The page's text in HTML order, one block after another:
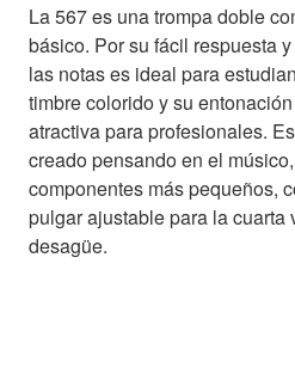
La 567 es una trompa doble
básico. Por su fácil respuesta
las notas es ideal para
timbre colorido y su
atractiva para profesionales.
creado pensando en el
componentes más pequeños,
pulgar ajustable para la cuarta
desagüe.